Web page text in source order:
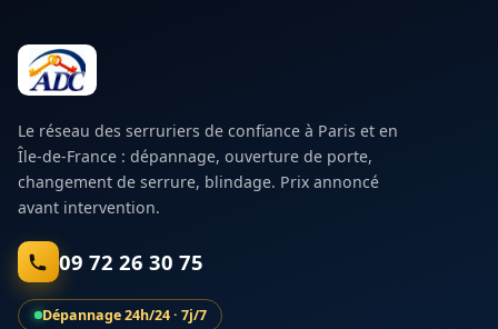
Le réseau des serruriers de confiance à Paris et en
Île-de-France : dépannage, ouverture de porte,
changement de serrure, blindage. Prix annoncé
avant intervention.
09 72 26 30 75
Dépannage 24h/24 · 7j/7